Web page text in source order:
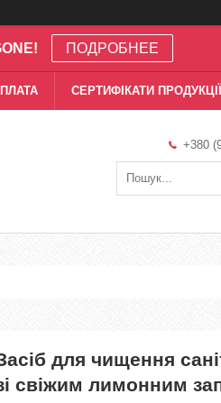
ПОДРОБНЕЕ
СЕРТИФІКАТИ ПРОДУКЦІЇ
+380
для чищення
свіжим лимонним